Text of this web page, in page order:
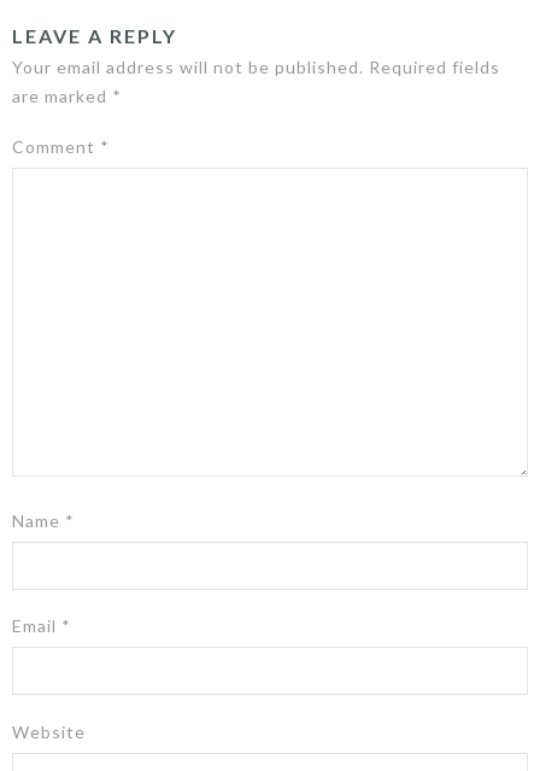
LEAVE A REPLY
Your email address will not be published. Required fields
are marked *
Comment *
Name *
Email *
Website